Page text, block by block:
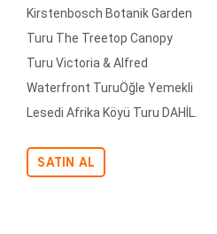
Kirstenbosch Botanik Garden
Turu The Treetop Canopy
Turu Victoria & Alfred
Waterfront TuruÖğle Yemekli
Lesedi Afrika Köyü Turu DAHİL.
SATIN AL